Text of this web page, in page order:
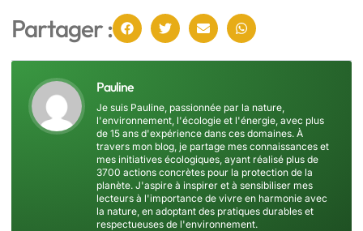
Partager :
Pauline
Je suis Pauline, passionnée par la nature,
l'environnement, l'écologie et l'énergie, avec plus
de 15 ans d'expérience dans ces domaines. À
travers mon blog, je partage mes connaissances et
mes initiatives écologiques, ayant réalisé plus de
3700 actions concrètes pour la protection de la
planète. J'aspire à inspirer et à sensibiliser mes
lecteurs à l'importance de vivre en harmonie avec
la nature, en adoptant des pratiques durables et
respectueuses de l'environnement.